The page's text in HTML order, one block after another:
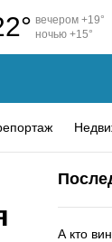
вечером +19°
ночью +15°
А кто